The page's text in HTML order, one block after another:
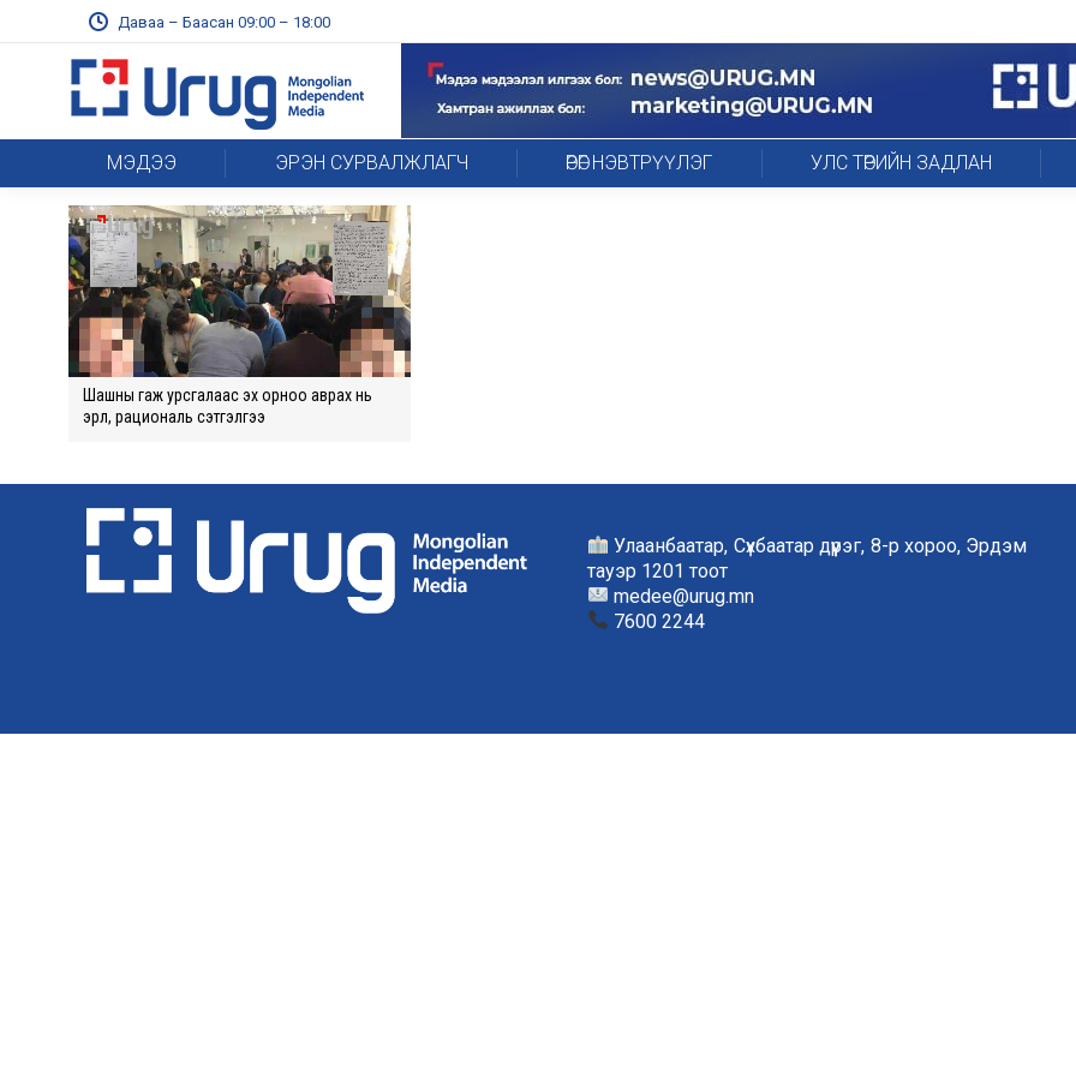
Даваа – Баасан 09:00 – 18:00
МЭДЭЭ ЭРЭН СУРВАЛЖЛАГЧ ӨРӨГ НЭВТРҮҮЛЭГ УЛС ТӨРИЙН ЗАДЛАН
Шашны гаж урсгалаас эх орноо аврах нь
эрүүл, рациональ сэтгэлгээ
Улаанбаатар, Сүхбаатар дүүрэг, 8-р хороо, Эрдэм
тауэр 1201 тоот
medee@urug.mn
7600 2244